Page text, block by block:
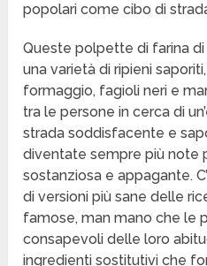
popolari come cibo di
Queste polpette di farina
una varietà di ripieni
formaggio, fagioli neri e
tra le persone in cerca di
strada soddisfacente e
diventate sempre più note
sostanziosa e appagante.
di versioni più sane delle
famose, man mano che le
consapevoli delle loro
ingredienti sostitutivi che